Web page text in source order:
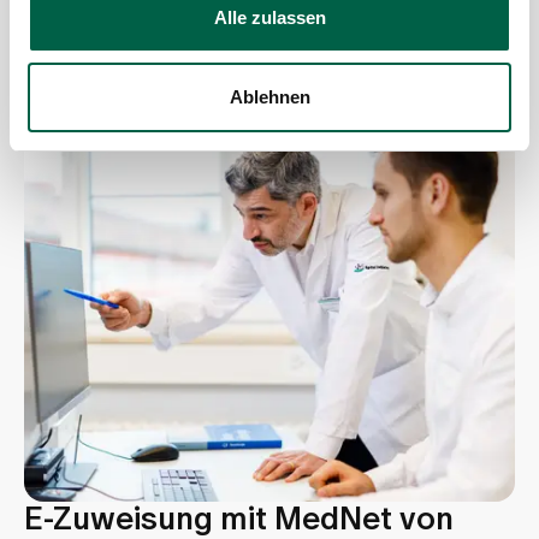
Alle zulassen
Ablehnen
diese Anerkennung erhalten zu haben.», freut sich
Dr. med. Markos Ioannou, Leitender Arzt Orthopädie.
E-Zuweisung mit MedNet von